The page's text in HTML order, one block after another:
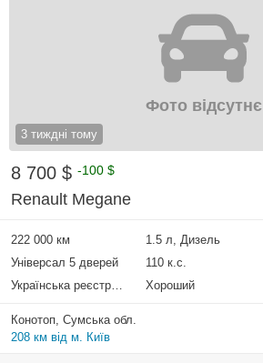
3 тиждні тому
Фото відсутнє
8 700 $ -100 $
Renault Megane
222 000 км 1.5 л, Дизель
Універсал 5 дверей
110 к.с.
Українська реєстрація
Хороший
Конотоп, Сумська обл.
208 км від м. Київ